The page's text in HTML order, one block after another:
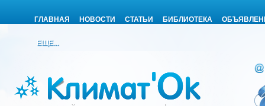
ГЛАВНАЯ НОВОСТИ СТАТЬИ БИБЛИОТЕКА
ЕЩЕ...